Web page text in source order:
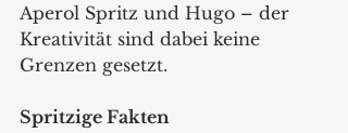
Aperol Spritz und Hugo – der
Kreativität sind dabei keine
Grenzen gesetzt.
Spritzige Fakten